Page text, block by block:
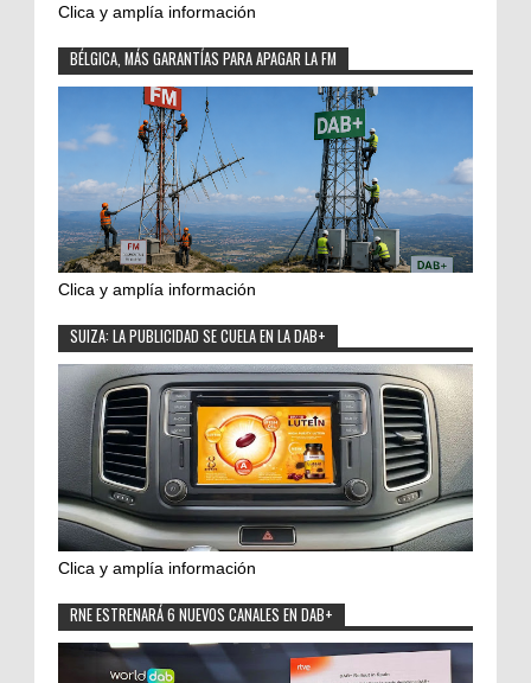
Clica y amplía información
BÉLGICA, MÁS GARANTÍAS PARA APAGAR LA FM
Clica y amplía información
SUIZA: LA PUBLICIDAD SE CUELA EN LA DAB+
Clica y amplía información
RNE ESTRENARÁ 6 NUEVOS CANALES EN DAB+